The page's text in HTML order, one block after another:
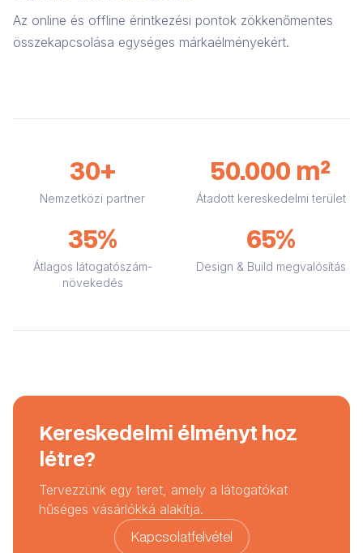
Az online és offline érintkezési pontok zökkenőmentes
összekapcsolása egységes márkaélményekért.
30+
Nemzetközi partner
50.000 m²
Átadott kereskedelmi terület
35%
Átlagos látogatószám-
növekedés
65%
Design & Build megvalósítás
Kereskedelmi élményt hoz
létre?
Tervezzünk egy teret, amely a látogatókat
hűséges vásárlókká alakítja.
Kapcsolatfelvétel